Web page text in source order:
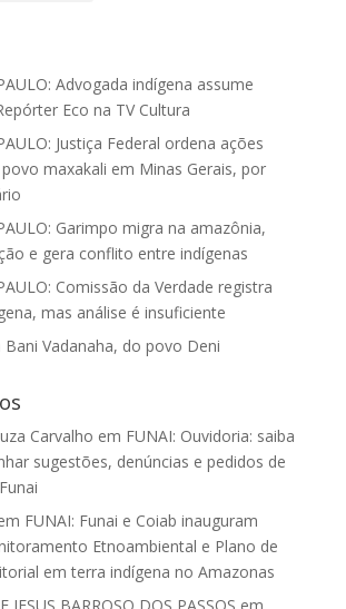
Advogada indígena assume
Eco na TV Cultura
Justiça Federal ordena ações
maxakali em Minas Gerais, por
Garimpo migra na amazônia,
e gera conflito entre indígenas
Comissão da Verdade registra
mas análise é insuficiente
Bani Vadanaha, do povo Deni
Carvalho em FUNAI: Ouvidoria: saiba
sugestões, denúncias e pedidos de
FUNAI: Funai e Coiab inauguram
Etnoambiental e Plano de
em terra indígena no Amazonas